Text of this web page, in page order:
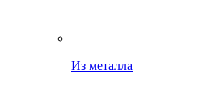
Из металла